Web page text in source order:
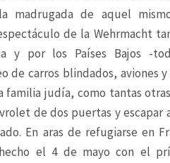
madrugada de aquel
de la Wehrmacht
y por los Países Bajos -
de carros blindados, aviones
familia judía, como tantas
de dos puertas y escapar
En aras de refugiarse en
el 4 de mayo con el